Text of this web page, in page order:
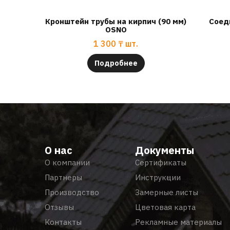
Кронштейн трубы на кирпич (90 мм)
OSNO
1 300 ₸ шт.
Подробнее
О нас
О компании
Партнеры
Производство
Отзывы
Контакты
Документы
Сертификаты
Инструкции
Замерные листы
Цветовая карта
Рекламные материалы